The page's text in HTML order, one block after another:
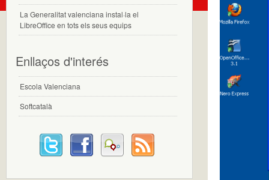
La Generalitat valenciana instal·la el
LibreOffice en tots els seus equips
Enllaços d'interés
Escola Valenciana
Softcatalà